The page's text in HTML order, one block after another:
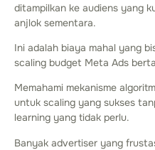
ditampilkan ke audiens yang
anjlok sementara.
Ini adalah biaya mahal yang
scaling budget Meta Ads
Memahami mekanisme
untuk scaling yang sukses
learning yang tidak perlu.
Banyak advertiser yang